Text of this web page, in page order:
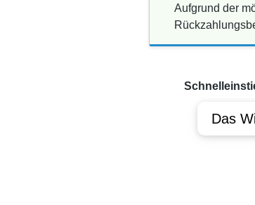
Aufgrund der
Das